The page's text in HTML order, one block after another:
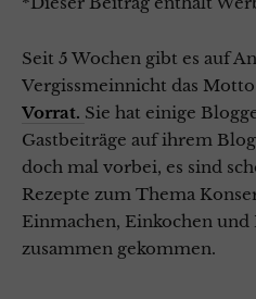
Seit 5 Wochen gibt es auf
Vergissmeinnicht das Motto
Vorrat. Sie hat einige
Gastbeiträge auf ihrem
doch mal vorbei, es sind
Rezepte zum Thema
Einmachen, Einkochen und
zusammen gekommen.